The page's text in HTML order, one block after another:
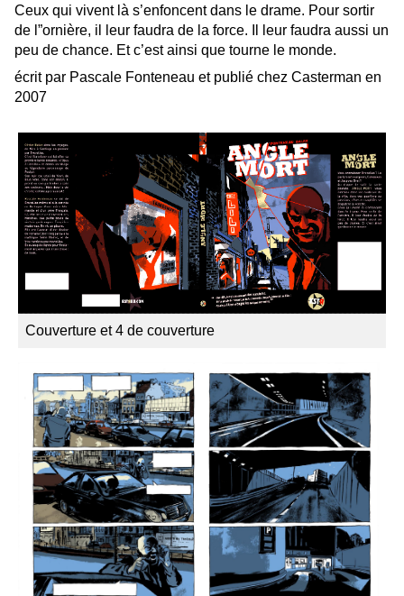
Ceux qui vivent là s’enfoncent dans le drame. Pour sortir
de l”ornière, il leur faudra de la force. Il leur faudra aussi un
peu de chance. Et c’est ainsi que tourne le monde.
écrit par Pascale Fonteneau et publié chez Casterman en
2007
Couverture et 4 de couverture